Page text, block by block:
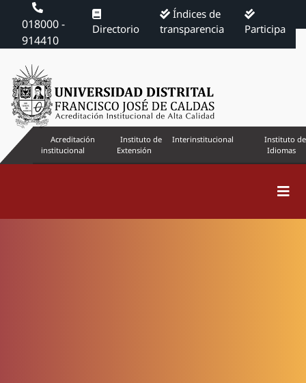
018000 -
914410
Directorio
Índices de
transparencia
Participa
Acreditación
institucional
Instituto de
Extensión
Interinstitucional
Instituto de
Idiomas